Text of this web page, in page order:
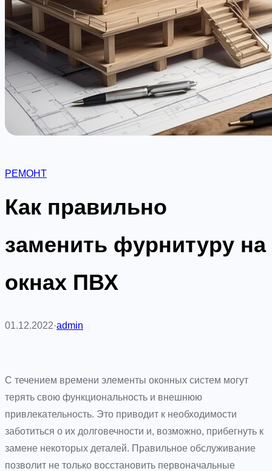
РЕМОНТ
Как правильно
заменить фурнитуру на
окнах ПВХ
01.12.2022·admin
С течением времени элементы оконных систем могут
терять свою функциональность и внешнюю
привлекательность. Это приводит к необходимости
заботиться о их долговечности и, возможно, прибегнуть к
замене некоторых деталей. Правильное обслуживание
позволит не только восстановить первоначальные